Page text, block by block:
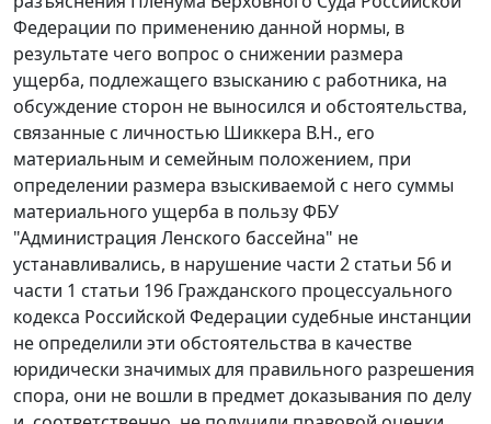
Федерации по применению данной нормы, в
результате чего вопрос о снижении размера
ущерба, подлежащего взысканию с работника, на
обсуждение сторон не выносился и обстоятельства,
связанные с личностью Шиккера В.Н., его
материальным и семейным положением, при
определении размера взыскиваемой с него суммы
материального ущерба в пользу ФБУ
"Администрация Ленского бассейна" не
устанавливались, в нарушение части 2 статьи 56 и
части 1 статьи 196 Гражданского процессуального
кодекса Российской Федерации судебные инстанции
не определили эти обстоятельства в качестве
юридически значимых для правильного разрешения
спора, они не вошли в предмет доказывания по делу